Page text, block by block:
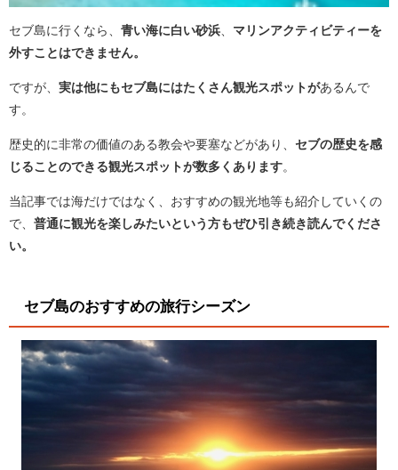
セブ島に行くなら、 青い海に白い砂浜
マリンアクティビティーを
外すことはできません。
ですが、 実は他にもセブ島にはたくさん観光スポットがあるんで
す。
歴史的に非常の価値のある教会や要塞などがあり、 セブの歴史を感
じることのできる観光スポットが数多くあります。
当記事では海だけではなく、おすすめの観光地等も紹介していくの
で、 普通に観光を楽しみたいという方もぜひ引き続き読んでくださ
い。
セブ島のおすすめの旅行シーズン